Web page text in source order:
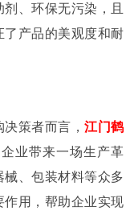
、环保无污染，且
产品的美观度和耐
决策者而言，江门鹤
业带来一场生产革
、包装材料等众多
用，帮助企业实现